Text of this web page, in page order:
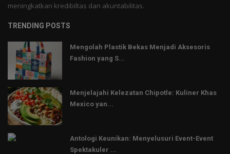
meningkatkan kredibiltas dan akuntabilitas.
TRENDING POSTS
Mengolah Plastik Bekas Menjadi Aksesoris
Fashion yang S...
Menjelajahi Kelezatan Chipotle: Kuliner Khas
Mexico yan...
Antologi Keunikan: Menyelusuri Event-Event
Spektakuler ...